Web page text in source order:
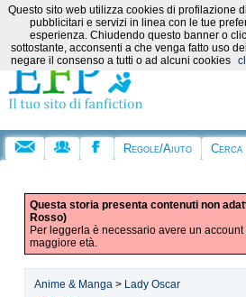
Categorie:
Regole/Aiuto Cerca
Questa storia presenta contenuti non
Rosso)
Per leggerla è necessario avere un
maggiore età.
Anime & Manga > Lady Oscar
Questo sito web utilizza cookies di profilazione
pubblicitari e servizi in linea con le tue
esperienza. Chiudendo questo banner o
sottostante, acconsenti a che venga fatto uso
negare il consenso a tutti o ad alcuni cookies